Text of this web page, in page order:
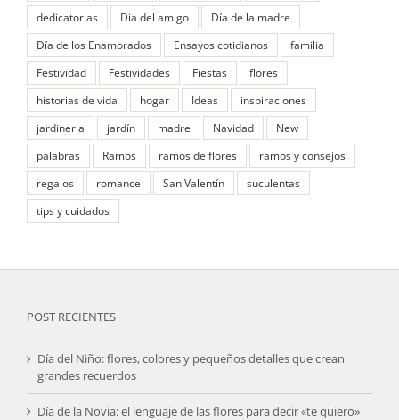
dedicatorias
Dia del amigo
Día de la madre
Día de los Enamorados
Ensayos cotidianos
familia
Festividad
Festividades Fiestas
flores
historias de vida
hogar Ideas
inspiraciones
jardineria
jardín madre Navidad
New
palabras
Ramos ramos de flores
ramos y consejos
regalos
romance San Valentín
suculentas
tips y cuidados
POST RECIENTES
Día del Niño: flores, colores y pequeños detalles que crean
grandes recuerdos
Día de la Novia: el lenguaje de las flores para decir «te quiero»